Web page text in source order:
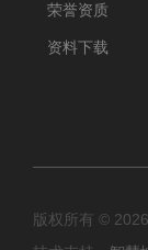
荣誉资质
资料下载
版权所有 ©